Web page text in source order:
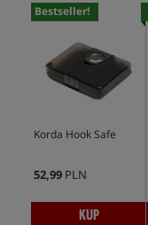
Bestseller!
Korda Hook Safe
52,99 PLN
KUP